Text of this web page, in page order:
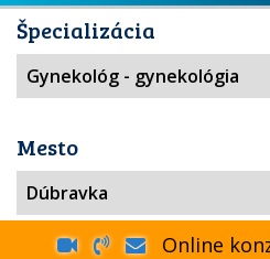
Špecializácia
Mesto
Online